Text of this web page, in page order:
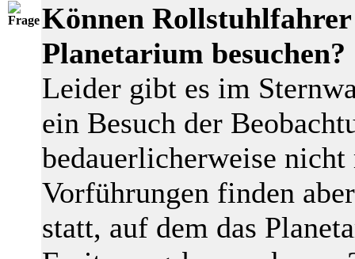
Können
Planetarium besuchen?
Leider gibt es im
ein Besuch der
bedauerlicherweise
Vorführungen finden
statt, auf dem das